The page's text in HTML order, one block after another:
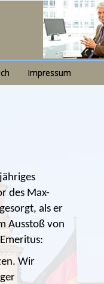
Impressum
des Max-
als er
Ausstoß von
Wir